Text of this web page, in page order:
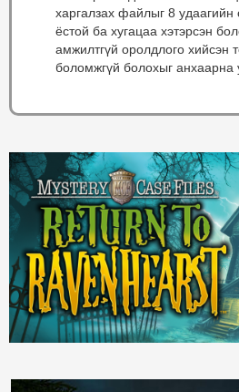
харгалзах файлыг 8 удаагийн
ёстой ба хугацаа хэтэрсэн
амжилтгүй оролдлого хийсэн
боломжгүй болохыг анхаарна